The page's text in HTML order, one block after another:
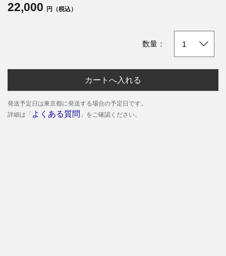
22,000 円（税込）
数量：
カートへ入れる
発送予定日は東京都に発送する場合の予定日です。
詳細は「 よくある質問 」をご確認ください。